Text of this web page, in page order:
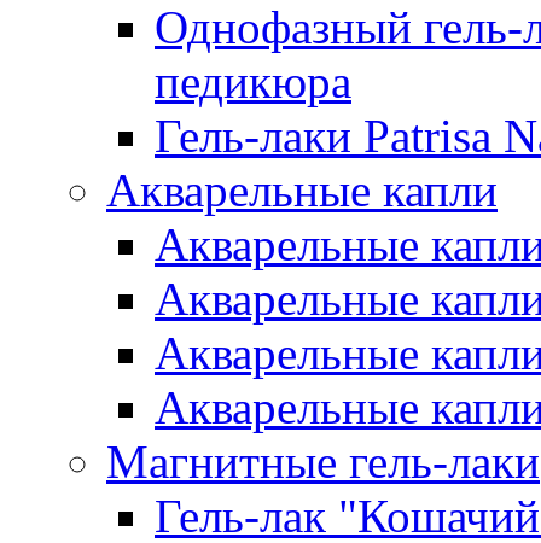
Однофазный
педикюра
Гель-лаки Patrisa
Акварельные капли
Акварельные
Акварельные
Акварельные
Акварельные
Магнитные гель-лаки
Гель-лак